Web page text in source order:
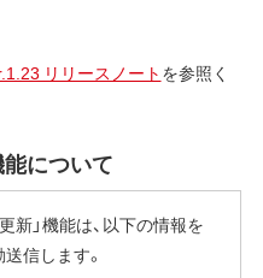
リリースノート を参照く
について
新」機能は、以下の情報を
信します。